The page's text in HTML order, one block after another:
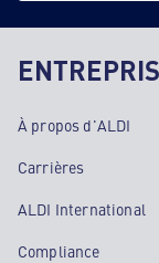
À propos d'ALDI
Carrières
ALDI International
Compliance